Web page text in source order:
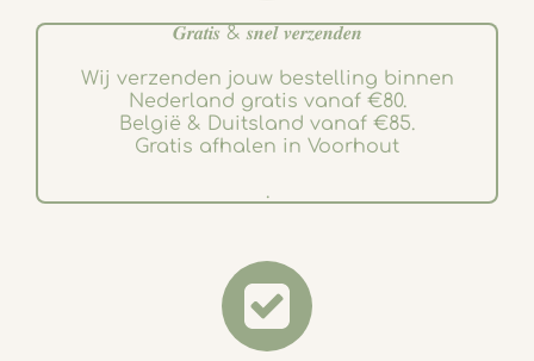
𝑮𝒓𝒂𝒕𝒊𝒔 & 𝒔𝒏𝒆𝒍 𝒗𝒆𝒓𝒛𝒆𝒏𝒅𝒆𝒏
Wij verzenden jouw bestelling binnen
Nederland gratis vanaf €80.
België & Duitsland vanaf €85.
Gratis afhalen in Voorhout
.